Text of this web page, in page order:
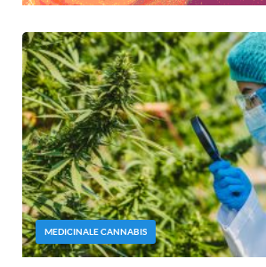
MEDICINALE CANNABIS